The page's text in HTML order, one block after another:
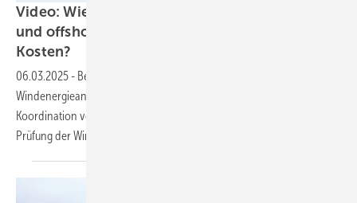
Video: Wie optimiere ich die Inspektion on-
und offshore und reduziere gleichzeitig
Kosten?
06.03.2025 - Betreiber sind für einen sicheren Betrieb von
Windenergieanlagen verantwortlich und investieren viel Zeit in die
Koordination von Instandhaltungsaufgaben insbesondere in die
Prüfung derWindenergieanlagen.